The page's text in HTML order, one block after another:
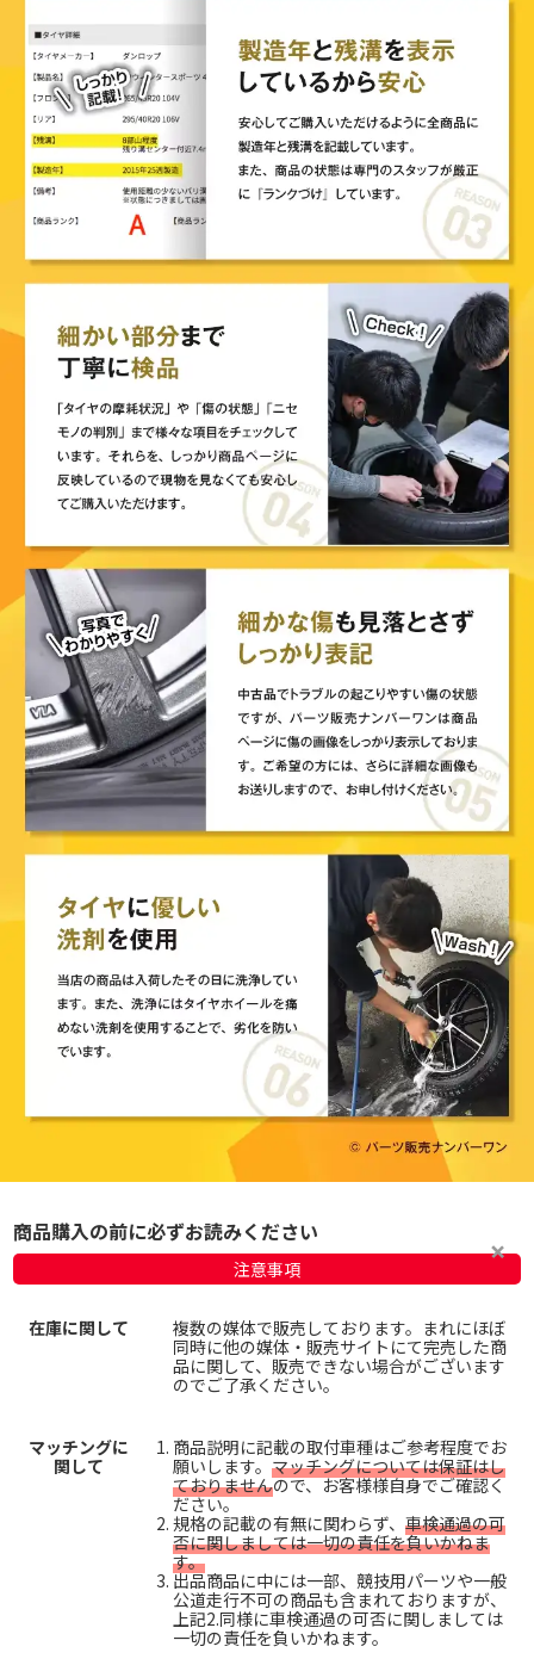
商品購入の前に必ずお読みください
注意事項
在庫に関して
複数の媒体で販売しております。まれにほぼ
同時に他の媒体・販売サイトにて完売した商
品に関して、販売できない場合がございます
のでご了承ください。
マッチングに
関して
商品説明に記載の取付車種はご参考程度でお
願いします。 マッチングについては保証はし
ておりませんので、お客様様自身でご確認く
ださい。
規格の記載の有無に関わらず、 車検通過の可
否に関しましては一切の責任を負いかねま
す。
出品商品に中には一部、競技用パーツや一般
公道走行不可の商品も含まれておりますが、
上記2.同様に車検通過の可否に関しましては
一切の責任を負いかねます。